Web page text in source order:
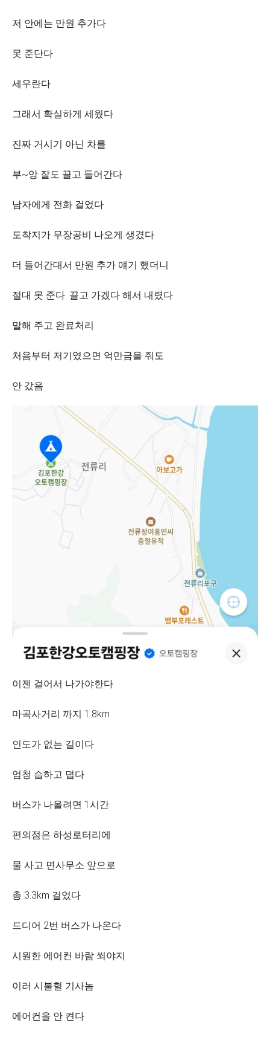
저 안에는 만원 추가다
못 준단다
세우란다
그래서 확실하게 세웠다
진짜 거시기 아닌 차를
부~앙 잘도 끌고 들어간다
남자에게 전화 걸었다
도착지가 무장공비 나오게 생겼다
더 들어간대서 만원 추가 얘기 했더니
절대 못 준다. 끌고 가겠다 해서 내렸다
말해 주고 완료처리
처음부터 저기였으면 억만금을 줘도
안 갔음
이젠 걸어서 나가야한다
마곡사거리 까지 1.8km
인도가 없는 길이다
엄청 습하고 덥다
버스가 나올려면 1시간
편의점은 하성로터리에
물 사고 면사무소 앞으로
총 3.3km 걸었다
드디어 2번 버스가 나온다
시원한 에어컨 바람 쐬야지
이러 시불헐 기사놈
에어컨을 안 켠다